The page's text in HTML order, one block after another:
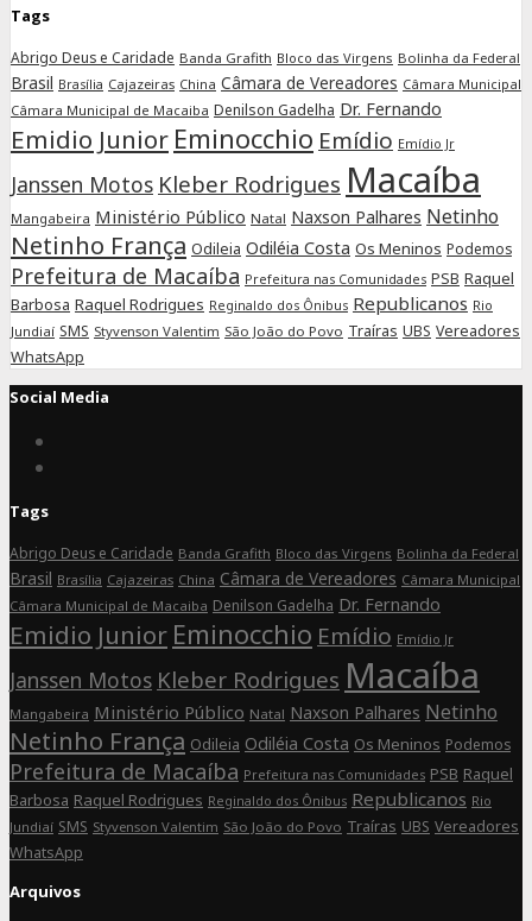
Tags
Abrigo Deus e Caridade Banda Grafith Bloco das Virgens Bolinha da Federal
Brasil Brasília Cajazeiras China Câmara de Vereadores Câmara Municipal
Câmara Municipal de Macaiba Denilson Gadelha Dr. Fernando
Emidio Junior Eminocchio Emídio Emídio Jr
Janssen Motos Kleber Rodrigues Macaíba
Mangabeira Ministério Público Natal Naxson Palhares Netinho
Netinho França Odileia Odiléia Costa Os Meninos Podemos
Prefeitura de Macaíba Prefeitura nas Comunidades PSB Raquel
Barbosa Raquel Rodrigues Reginaldo dos Ônibus Republicanos Rio
Jundiaí SMS Styvenson Valentim São João do Povo Traíras UBS Vereadores
WhatsApp
Social Media
Tags
Abrigo Deus e Caridade Banda Grafith Bloco das Virgens Bolinha da Federal
Brasil Brasília Cajazeiras China Câmara de Vereadores Câmara Municipal
Câmara Municipal de Macaiba Denilson Gadelha Dr. Fernando
Emidio Junior Eminocchio Emídio Emídio Jr
Janssen Motos Kleber Rodrigues Macaíba
Mangabeira Ministério Público Natal Naxson Palhares Netinho
Netinho França Odileia Odiléia Costa Os Meninos Podemos
Prefeitura de Macaíba Prefeitura nas Comunidades PSB Raquel
Barbosa Raquel Rodrigues Reginaldo dos Ônibus Republicanos Rio
Jundiaí SMS Styvenson Valentim São João do Povo Traíras UBS Vereadores
WhatsApp
Arquivos